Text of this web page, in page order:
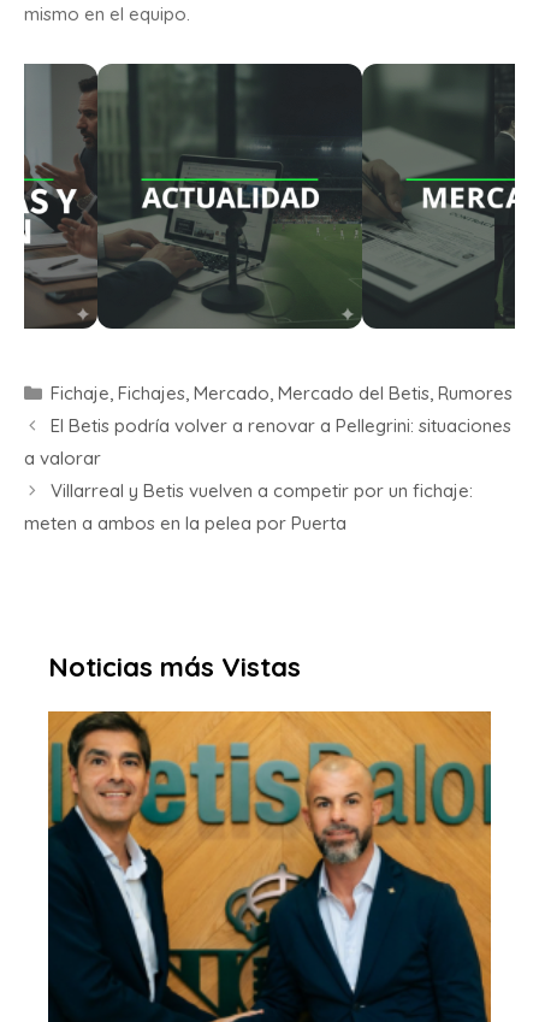
mismo en el equipo.
Fichaje Fichajes Mercado Mercado del Betis Rumores
El Betis podría volver a renovar a Pellegrini: situaciones
a valorar
Villarreal y Betis vuelven a competir por un fichaje:
meten a ambos en la pelea por Puerta
Noticias más Vistas